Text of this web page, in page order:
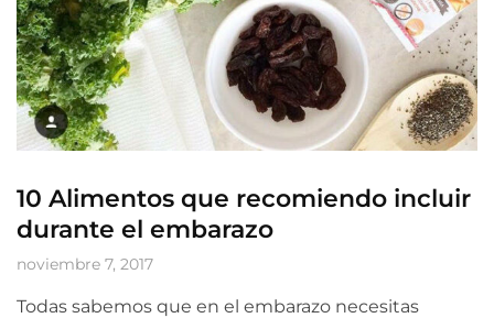
10 Alimentos que recomiendo incluir
durante el embarazo
noviembre 7, 2017
Todas sabemos que en el embarazo necesitas